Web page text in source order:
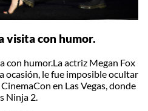
visita con humor.
con humor.La actriz Megan Fox
ocasión, le fue imposible ocultar
en Las Vegas, donde
Ninja 2.